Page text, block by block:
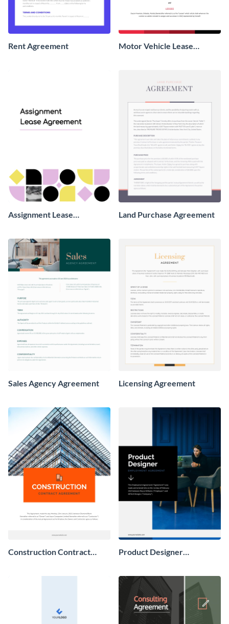
Rent Agreement
Motor Vehicle Lease
Assignment Lease
Land Purchase Agreement
Sales Agency Agreement Licensing Agreement
Construction Contract
Product Designer